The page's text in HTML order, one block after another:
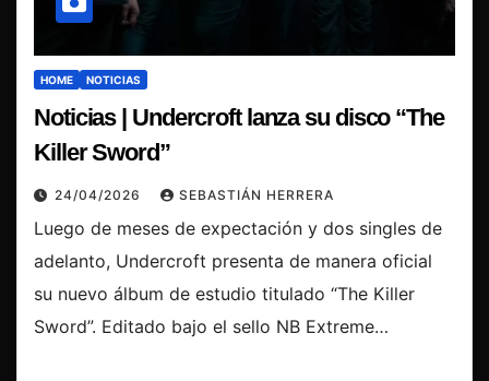
HOME NOTICIAS
Noticias | Undercroft lanza su disco “The
Killer Sword”
24/04/2026 SEBASTIÁN HERRERA
Luego de meses de expectación y dos singles de
adelanto, Undercroft presenta de manera oficial
su nuevo álbum de estudio titulado “The Killer
Sword”. Editado bajo el sello NB Extreme…